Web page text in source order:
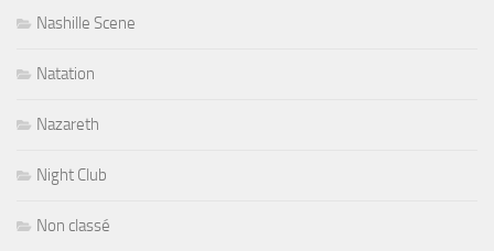
Nashille Scene
Natation
Nazareth
Night Club
Non classé